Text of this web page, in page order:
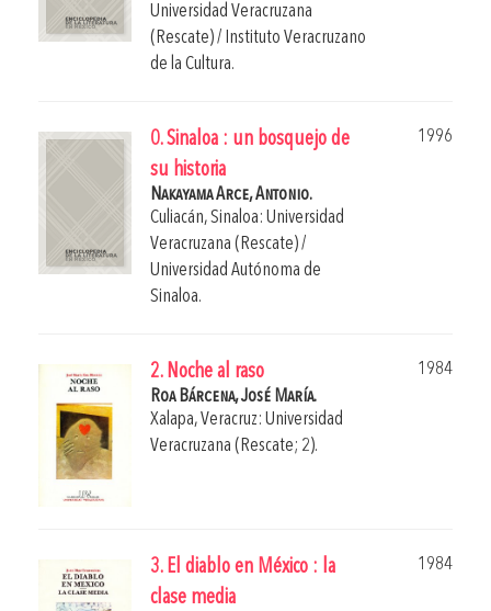
Universidad Veracruzana
(Rescate) / Instituto Veracruzano
de la Cultura.
0. Sinaloa : un bosquejo de
su historia
1996
Nakayama Arce, Antonio.
Culiacán, Sinaloa: Universidad
Veracruzana (Rescate) /
Universidad Autónoma de
Sinaloa.
2. Noche al raso
1984
Roa Bárcena, José María.
Xalapa, Veracruz: Universidad
Veracruzana (Rescate; 2).
3. El diablo en México : la
clase media
1984